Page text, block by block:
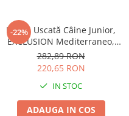
-22%
Hrană Uscată Câine Junior,
EXCLUSION Mediterraneo,
Monoproteică, Talie Medie,
Pui, 12kg
282,89 RON
220,65 RON
IN STOC
ADAUGA IN COS